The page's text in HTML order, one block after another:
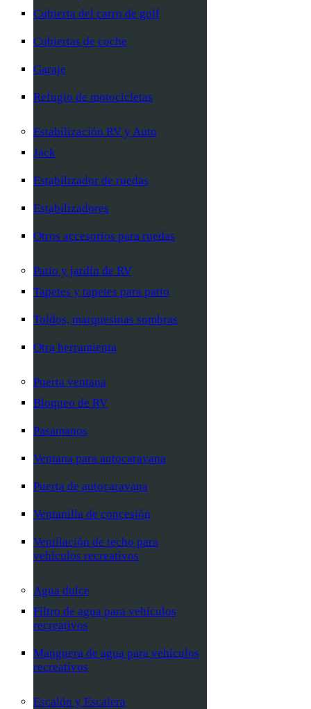
Cubierta del carro de golf
Cubiertas de coche
Garaje
Refugio de motocicletas
Estabilización RV y Auto
Jack
Estabilizador de ruedas
Estabilizadores
Otros accesorios para ruedas
Patio y jardín de RV
Tapetes y tapetes para patio
Toldos, marquesinas sombras
Otra herramienta
Puerta ventana
Bloqueo de RV
Pasamanos
Ventana para autocaravana
Puerta de autocaravana
Ventanilla de concesión
Ventilación de techo para
vehículos recreativos
Agua dulce
Filtro de agua para vehículos
recreativos
Manguera de agua para vehículos
recreativos
Escalón y Escalera